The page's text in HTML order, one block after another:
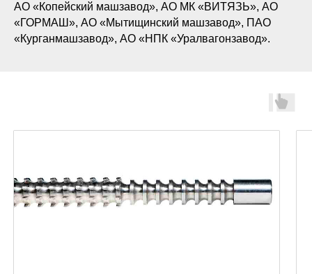
АО «Копейский машзавод», АО МК «ВИТЯЗЬ», АО
«ГОРМАШ», АО «Мытищинский машзавод», ПАО
«Курганмашзавод», АО «НПК «Уралвагонзавод».